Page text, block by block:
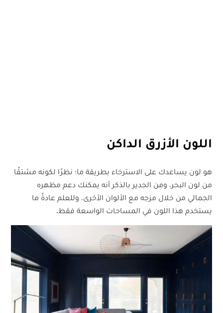
اللون الأزرق الداكن
هو لون يساعدك على الاسترخاء بطريقة ما؛ نظرًا لكونه مشتقًا
من لون البحر، ومن الجدير بالذكر أنه يمكنك دعم مظهره
الجمالي من خلال مزجه مع الألوان الأخرى، وللعلم عادةً ما
يستخدم هذا اللون في المساحات الواسعة فقط.